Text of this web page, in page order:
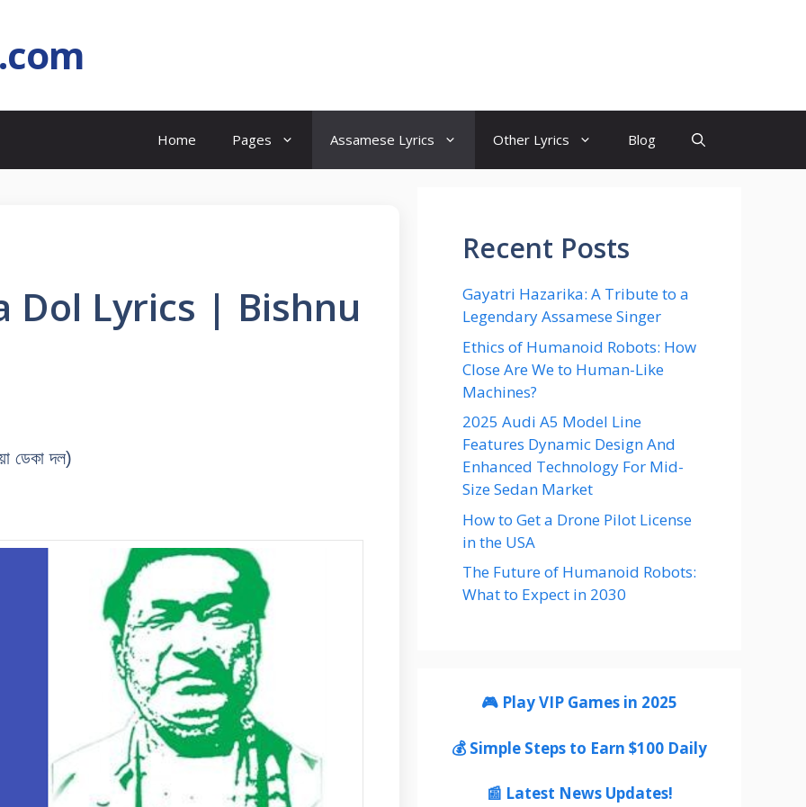
Home Pages Assamese Lyrics Other Lyrics Blog
Dol Lyrics | Bishnu
ডেকা দল)
Recent Posts
Gayatri Hazarika: A Tribute to a
Legendary Assamese Singer
Ethics of Humanoid Robots: How
Close Are We to Human-Like
Machines?
2025 Audi A5 Model Line
Features Dynamic Design And
Enhanced Technology For Mid-
Size Sedan Market
How to Get a Drone Pilot License
in the USA
The Future of Humanoid Robots:
What to Expect in 2030
🎮 Play VIP Games in 2025
💰 Simple Steps to Earn $100 Daily
📰 Latest News Updates!